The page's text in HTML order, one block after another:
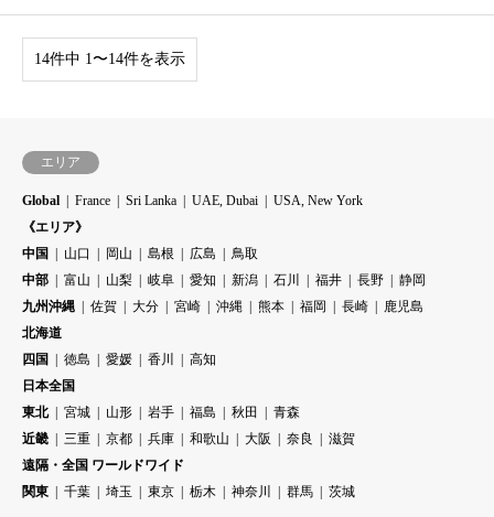
14件中 1〜14件を表示
エリア
Global France Sri Lanka UAE, Dubai
USA, New York
《エリア》
中国
山口 岡山 島根 広島
鳥取
中部
富山 山梨 岐阜 愛知 新潟 石川 福井 長野
静岡
九州沖縄
佐賀 大分 宮崎 沖縄 熊本 福岡 長崎
鹿児島
北海道
四国
徳島 愛媛 香川
高知
日本全国
東北
宮城 山形 岩手 福島 秋田
青森
近畿
三重 京都 兵庫 和歌山 大阪 奈良
滋賀
遠隔・全国 ワールドワイド
関東
千葉 埼玉 東京 栃木 神奈川 群馬 茨城